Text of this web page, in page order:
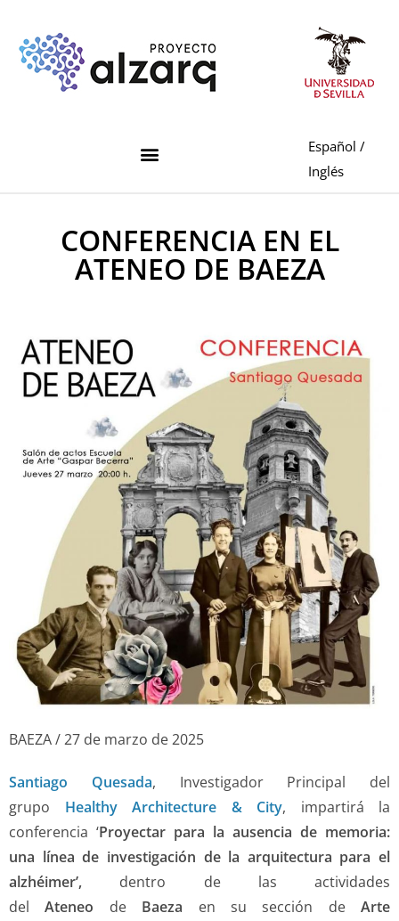
Español /
Inglés
CONFERENCIA EN EL
ATENEO DE BAEZA
BAEZA / 27 de marzo de 2025
Santiago Quesada, Investigador Principal del
grupo Healthy Architecture & City, impartirá la
conferencia ‘Proyectar para la ausencia de memoria:
una línea de investigación de la arquitectura para el
alzhéimer’, dentro de las actividades
delAteneo de Baeza en su sección de Arte